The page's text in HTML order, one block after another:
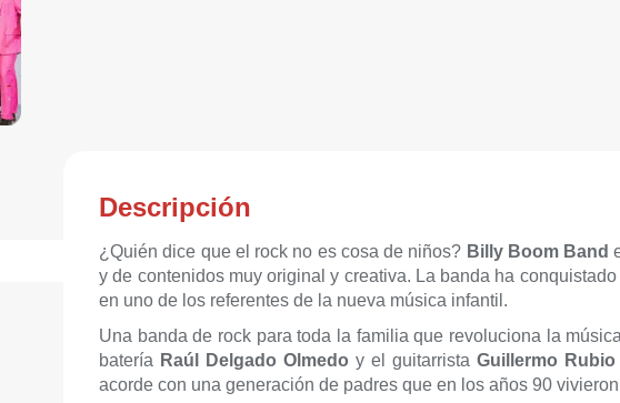
Descripción
¿Quién dice que el rock no es cosa de niños? Billy Boom Band
y de contenidos muy original y creativa. La banda ha
en uno de los referentes de la nueva música infantil.
Una banda de rock para toda la familia que revoluciona la
batería Raúl Delgado Olmedo y el guitarrista Guillermo
acorde con una generación de padres que en los años 90